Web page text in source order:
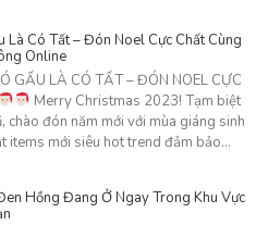
Là Có Tất – Đón Noel Cực Chất Cùng
Online
GẤU LÀ CÓ TẤT – ĐÓN NOEL CỰC
Merry Christmas 2023! Tạm biệt
chào đón năm mới với mùa giáng sinh
items mới siêu hot trend đảm bảo…
Hồng Đang Ở Ngay Trong Khu Vực